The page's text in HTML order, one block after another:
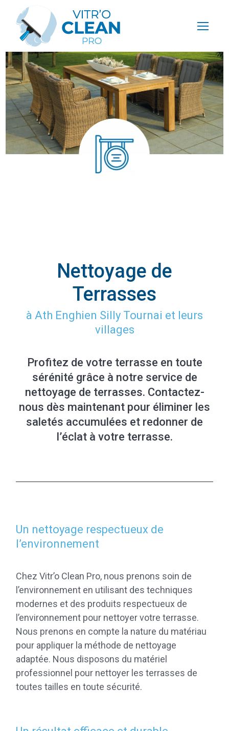
Nettoyage de
Terrasses
à Ath Enghien Silly Tournai et leurs
villages
Profitez de votre terrasse en toute
sérénité grâce à notre service de
nettoyage de terrasses. Contactez-
nous dès maintenant pour éliminer les
saletés accumulées et redonner de
l’éclat à votre terrasse.
Un nettoyage respectueux de
l’environnement
Chez Vitr’o Clean Pro, nous prenons soin de
l’environnement en utilisant des techniques
modernes et des produits respectueux de
l’environnement pour nettoyer votre terrasse.
Nous prenons en compte la nature du matériau
pour appliquer la méthode de nettoyage
adaptée. Nous disposons du matériel
professionnel pour nettoyer les terrasses de
toutes tailles en toute sécurité.